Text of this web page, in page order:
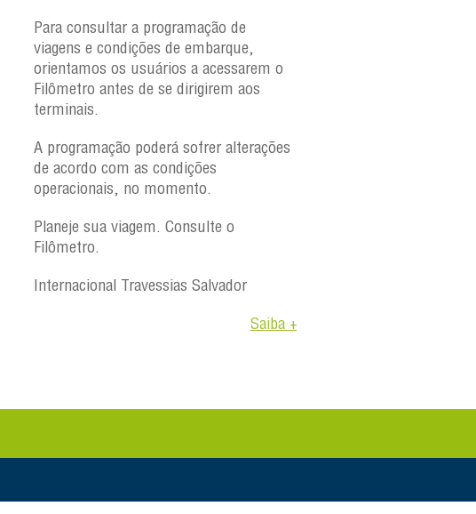
Para consultar a programação de
viagens e condições de embarque,
orientamos os usuários a acessarem o
Filômetro antes de se dirigirem aos
terminais.
A programação poderá sofrer alterações
de acordo com as condições
operacionais, no momento.
Planeje sua viagem. Consulte o
Filômetro.
Internacional Travessias Salvador
Saiba +